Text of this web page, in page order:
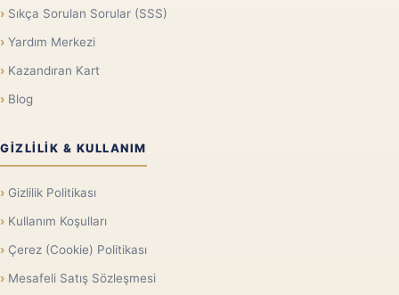
Sıkça Sorulan Sorular (SSS)
Yardım Merkezi
Kazandıran Kart
Blog
GIZLILIK & KULLANIM
Gizlilik Politikası
Kullanım Koşulları
Çerez (Cookie) Politikası
Mesafeli Satış Sözleşmesi